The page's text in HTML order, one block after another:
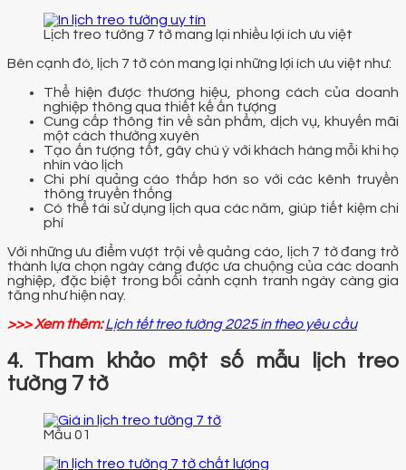
Lịch treo tường 7 tờ mang lại nhiều lợi ích ưu việt
Bên cạnh đó, lịch 7 tờ còn mang lại những lợi ích ưu việt như:
Thể hiện được thương hiệu, phong cách của doanh
nghiệp thông qua thiết kế ấn tượng
Cung cấp thông tin về sản phẩm, dịch vụ, khuyến mãi
một cách thường xuyên
Tạo ấn tượng tốt, gây chú ý với khách hàng mỗi khi họ
nhìn vào lịch
Chi phí quảng cáo thấp hơn so với các kênh truyền
thông truyền thống
Có thể tái sử dụng lịch qua các năm, giúp tiết kiệm chi
phí
Với những ưu điểm vượt trội về quảng cáo, lịch 7 tờ đang trở
thành lựa chọn ngày càng được ưa chuộng của các doanh
nghiệp, đặc biệt trong bối cảnh cạnh tranh ngày càng gia
tăng như hiện nay.
>>> Xem thêm: Lịch tết treo tường 2025 in theo yêu cầu
4. Tham khảo một số mẫu lịch treo
tường 7 tờ
Mẫu 01